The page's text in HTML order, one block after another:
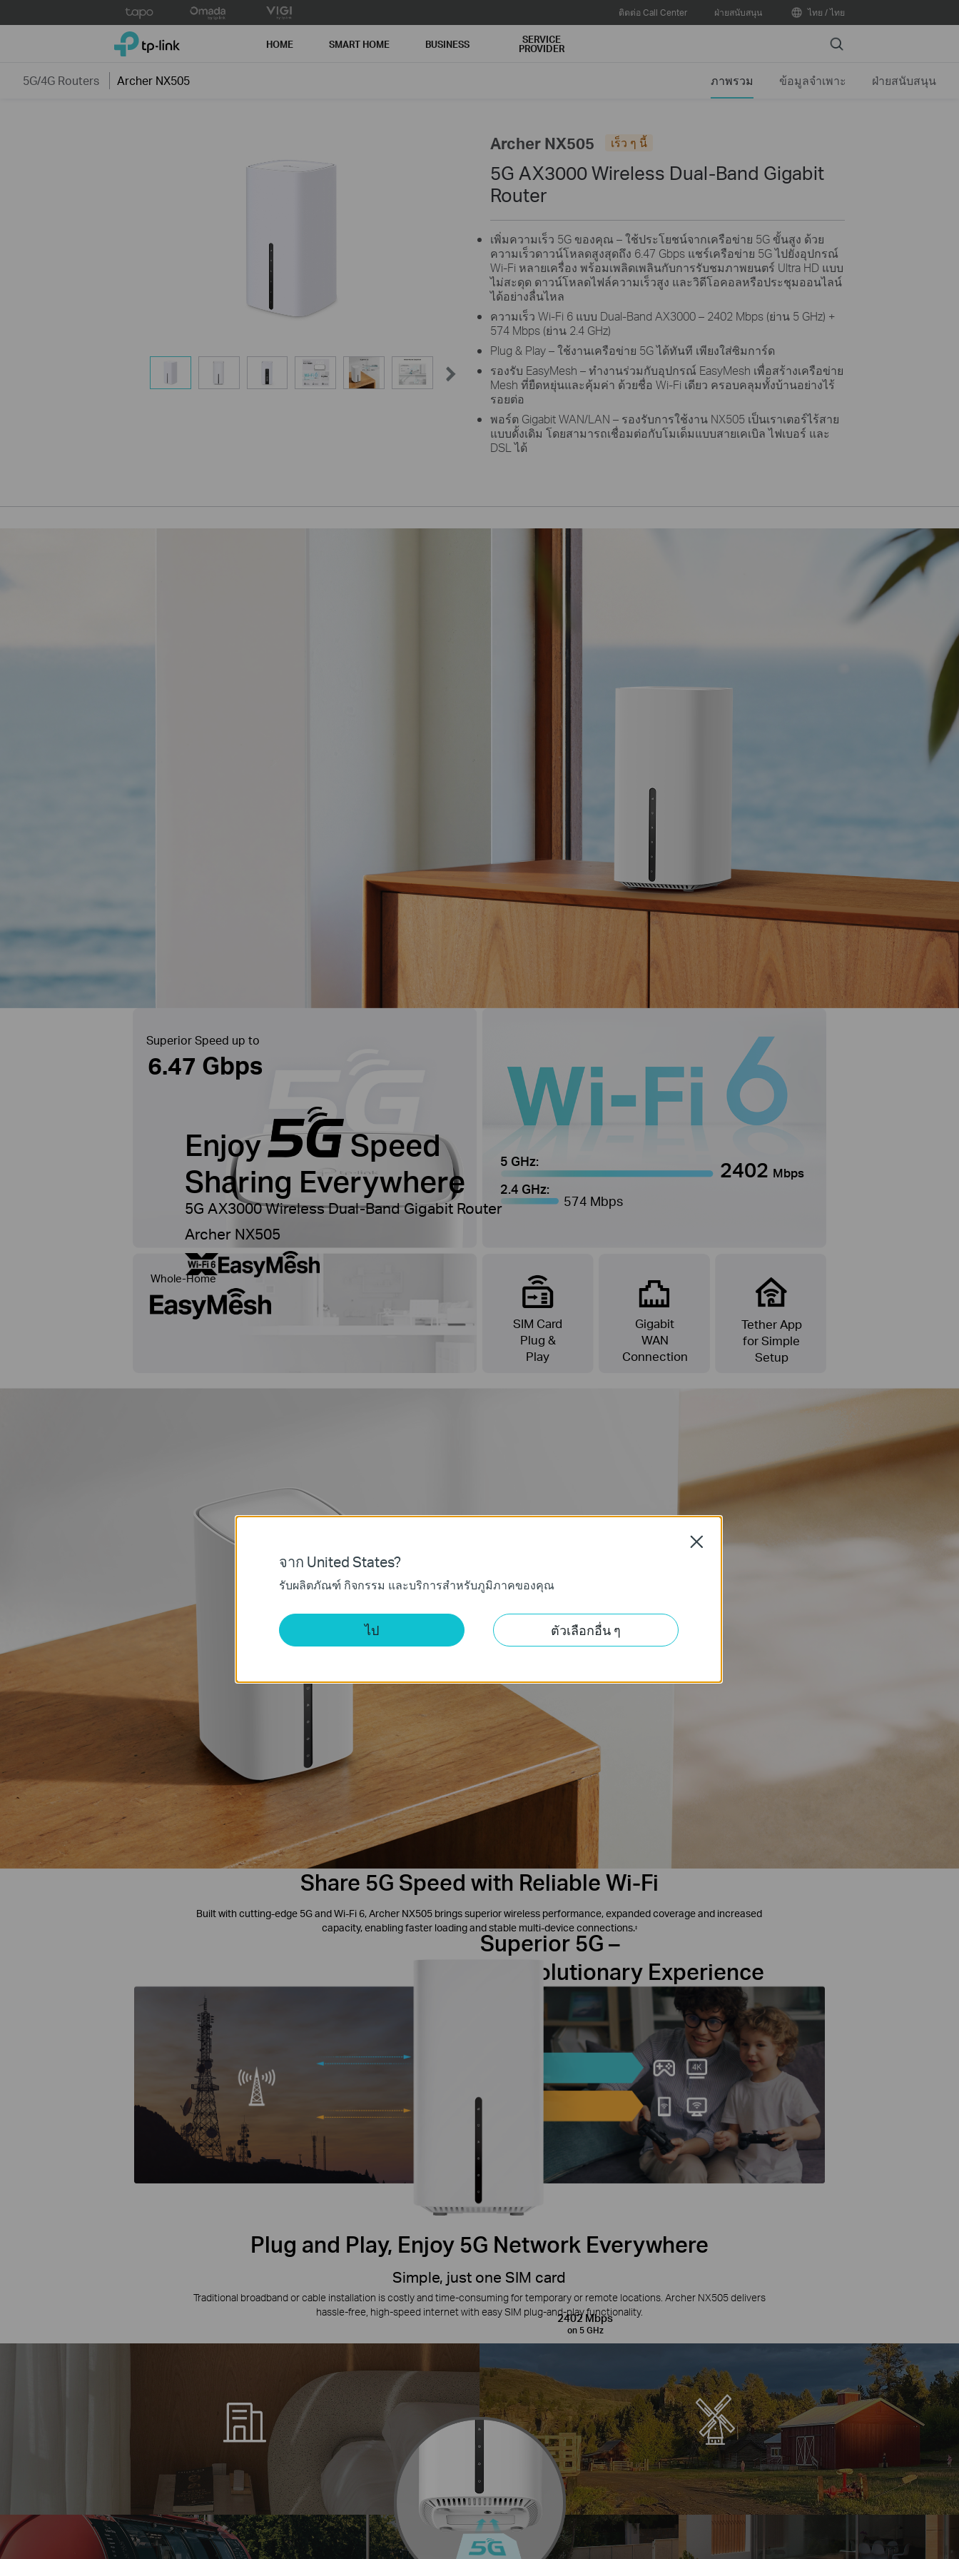
to
ติดต่อ Call Center ฝ่ายสนับสนุน ไทย / ไทย
TP-Link, Reliably Smart HOME SMART HOME BUSINESS SERVICE
PROVIDER Search
5G/4G Routers Archer NX505 ภาพรวม ข้อมูลจำเพาะ ฝ่ายสนับสนุน
Archer NX505 เร็ว ๆ นี้
5G AX3000 Wireless Dual-Band Gigabit
Router
เพิ่มความเร็ว 5G ของคุณ – ใช้ประโยชน์จากเครือข่าย 5G ขั้นสูง ด้วย
ความเร็วดาวน์โหลดสูงสุดถึง 6.47 Gbps แชร์เครือข่าย 5G ไปยังอุปกรณ์
Wi-Fi หลายเครื่อง พร้อมเพลิดเพลินกับการรับชมภาพยนตร์ Ultra HD แบบ
ไม่สะดุด ดาวน์โหลดไฟล์ความเร็วสูง และวิดีโอคอลหรือประชุมออนไลน์
ได้อย่างลื่นไหล
ความเร็ว Wi-Fi 6 แบบ Dual-Band AX3000 – 2402 Mbps (ย่าน 5 GHz) +
574 Mbps (ย่าน 2.4 GHz)
Plug & Play – ใช้งานเครือข่าย 5G ได้ทันที เพียงใส่ซิมการ์ด
รองรับ EasyMesh – ทำงานร่วมกับอุปกรณ์ EasyMesh เพื่อสร้างเครือข่าย
Mesh ที่ยืดหยุ่นและคุ้มค่า ด้วยชื่อ Wi-Fi เดียว ครอบคลุมทั้งบ้านอย่างไร้
รอยต่อ
พอร์ต Gigabit WAN/LAN – รองรับการใช้งาน NX505 เป็นเราเตอร์ไร้สาย
แบบดั้งเดิม โดยสามารถเชื่อมต่อกับโมเด็มแบบสายเคเบิล ไฟเบอร์ และ
DSL ได้
Enjoy
Speed
Sharing Everywhere
5G AX3000 Wireless Dual-Band Gigabit Router
Archer NX505
6.47 Gbps
Superior Speed up to
5 GHz:
2.4 GHz:
574 Mbps
2402 Mbps
Whole-Home
SIM Card
Plug &
Play
Gigabit
WAN
Connection
Tether App
for Simple
Setup
Superior 5G –
A Revolutionary Experience
Transform 5G signals into rapid downloads and flawless video
calls with Archer NX505. The router delivers incredible speeds
up to 6.47 Gbps and 4G compatibility.
6.47 Gbps
Lower
Latency
Larger
Capacity
Share 5G Speed with Reliable Wi‑Fi
Built with cutting-edge 5G and Wi-Fi 6, Archer NX505 brings superior wireless performance, expanded coverage and increased
capacity, enabling faster loading and stable multi‑device connections.‡
6.47 Gbps
211 Mbps
2402 Mbps
on 5 GHz
Plug and Play, Enjoy 5G Network Everywhere
Simple, just one SIM card
Traditional broadband or cable installation is costly and time-consuming for temporary or remote locations. Archer NX505 delivers
hassle-free, high-speed internet with easy SIM plug-and-play functionality.
จาก United States?
รับผลิตภัณฑ์ กิจกรรม และบริการสำหรับภูมิภาคของคุณ
ไป ตัวเลือกอื่น ๆ
Close